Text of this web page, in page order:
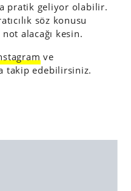
pratik geliyor olabilir.
söz konusu
alacağı kesin.
ve
takip edebilirsiniz.